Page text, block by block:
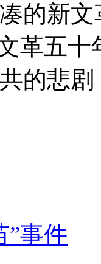
的新
革五
的悲
事件